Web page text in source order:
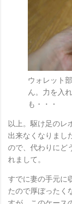
ウォレット
ん。力を入
も・・・
以上。駆け足のレ
出来なくなりまし
ので、代わりにど
れまして。
すでに妻の手元に
たので厚ぼったく